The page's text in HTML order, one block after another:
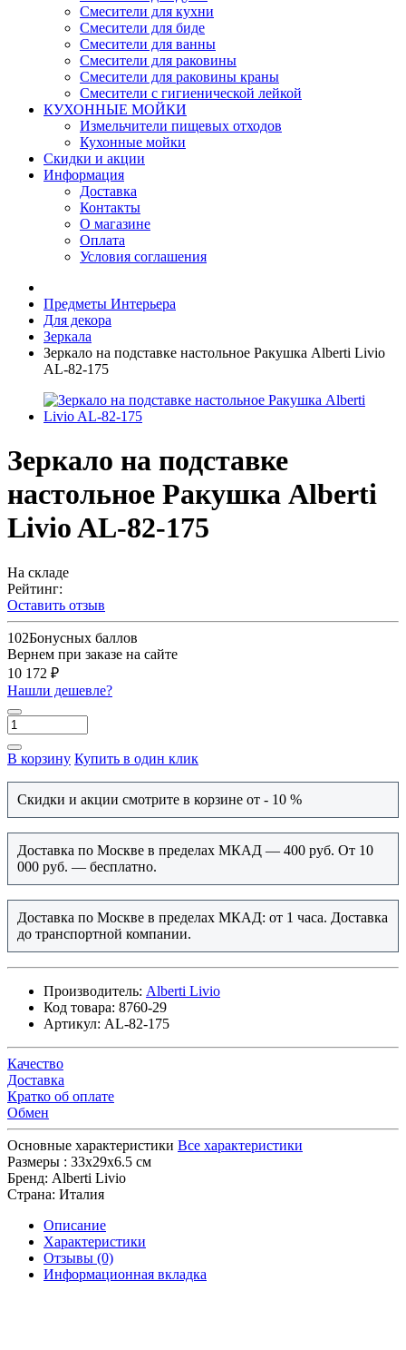
Смесители для кухни
Смесители для биде
Смесители для ванны
Смесители для раковины
Смесители для раковины краны
Смесители с гигиенической лейкой
КУХОННЫЕ МОЙКИ
Измельчители пищевых отходов
Кухонные мойки
Скидки и акции
Информация
Доставка
Контакты
О магазине
Оплата
Условия соглашения
Предметы Интерьера
Для декора
Зеркала
Зеркало на подставке настольное Ракушка Alberti Livio
AL-82-175
Зеркало на подставке
настольное Ракушка Alberti
Livio AL-82-175
На складе
Рейтинг:
Оставить отзыв
102Бонусных баллов
Вернем при заказе на сайте
10 172 ₽
Нашли дешевле?
В корзину Купить в один клик
Скидки и акции смотрите в корзине от - 10 %
Доставка по Москве в пределах МКАД — 400 руб. От 10
000 руб. — бесплатно.
Доставка по Москве в пределах МКАД: от 1 часа. Доставка
до транспортной компании.
Производитель: Alberti Livio
Код товара: 8760-29
Артикул: AL-82-175
Качество
Доставка
Кратко об оплате
Обмен
Основные характеристики Все характеристики
Размеры : 33x29x6.5 см
Бренд: Alberti Livio
Страна: Италия
Описание
Характеристики
Отзывы (0)
Информационная вкладка